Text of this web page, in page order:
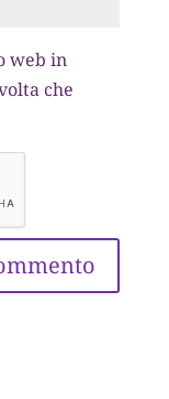
web in
che